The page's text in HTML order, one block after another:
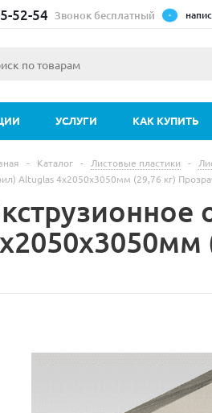
52-54 Звонок бесплатный
УСЛУГИ КАК КУПИТЬ
- Каталог - Листовые пластики -
Altuglas 4х2050х3050мм (29,76 кг)